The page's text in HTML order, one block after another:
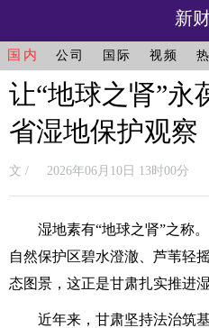
新
国内 公司 国际 视频
让“地球之肾”
省湿地保护观察
文 / 2026年06月10日 13时00分
湿地素有“地球之肾”之称。
自然保护区碧水澄澈、芦苇轻
态图景，这正是甘肃扎实推进
近年来，甘肃坚持法治筑基